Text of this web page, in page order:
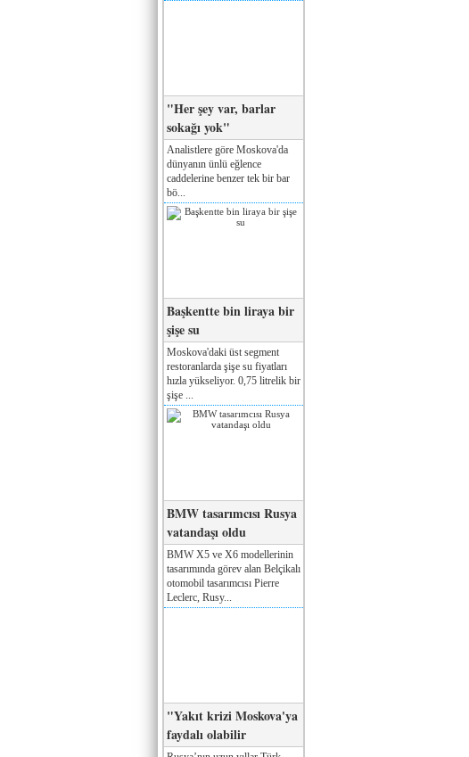
"Her şey var, barlar
sokağı yok"
Analistlere göre Moskova'da
dünyanın ünlü eğlence
caddelerine benzer tek bir bar
bö...
Başkentte bin liraya bir
şişe su
Moskova'daki üst segment
restoranlarda şişe su fiyatları
hızla yükseliyor. 0,75 litrelik bir
şişe ...
BMW tasarımcısı Rusya
vatandaşı oldu
BMW X5 ve X6 modellerinin
tasarımında görev alan Belçikalı
otomobil tasarımcısı Pierre
Leclerc, Rusy...
"Yakıt krizi Moskova'ya
faydalı olabilir